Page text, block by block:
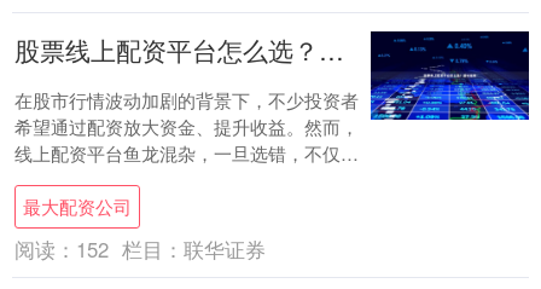
股票线上配资平台怎么选？避坑指南
在股市行情波动加剧的背景下，不少投资者
希望通过配资放大资金、提升收益。然而，
线上配资平台鱼龙混杂，一旦选错，不仅可
能损失本金，还可能陷入资金安全风险。那
么最大配....
最大配资公司
阅读： 152 栏目： 联华证券